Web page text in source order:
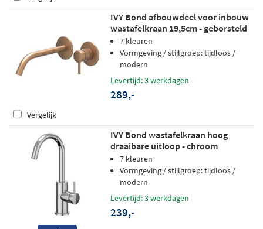
IVY Bond afbouwdeel voor inbouw
wastafelkraan 19,5cm - geborsteld
mat koper PVD
7 kleuren
Vormgeving / stijlgroep: tijdloos /
modern
Levertijd: 3 werkdagen
289,-
Vergelijk
IVY Bond wastafelkraan hoog
draaibare uitloop - chroom
7 kleuren
Vormgeving / stijlgroep: tijdloos /
modern
Levertijd: 3 werkdagen
239,-